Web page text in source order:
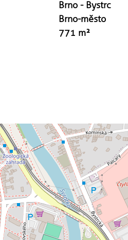
Brno - Bystrc
Brno-město
771 m²